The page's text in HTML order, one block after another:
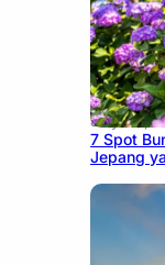
July 23,
7 Spot
Jepang